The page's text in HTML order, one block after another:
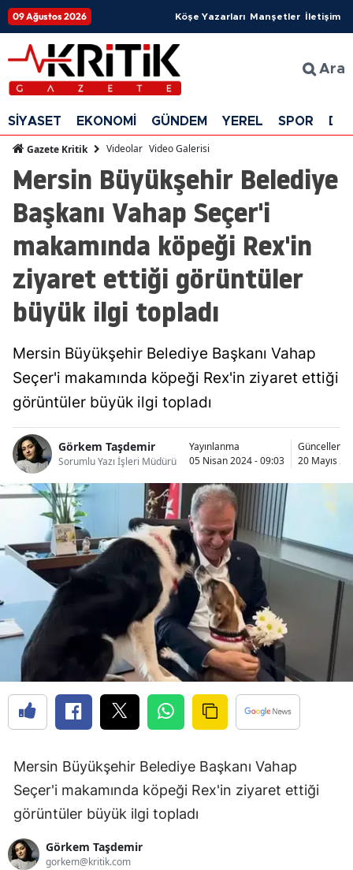
09 Ağustos 2026 Köşe Yazarları Manşetler İletişim
Ara
SİYASET EKONOMİ GÜNDEM YEREL SPOR
Gazete Kritik Videolar Video Galerisi
Mersin Büyükşehir Belediye
Başkanı Vahap Seçer'i
makamında köpeği Rex'in
ziyaret ettiği görüntüler
büyük ilgi topladı
Mersin Büyükşehir Belediye Başkanı Vahap
Seçer'i makamında köpeği Rex'in ziyaret ettiği
görüntüler büyük ilgi topladı
Görkem Taşdemir
Sorumlu Yazı İşleri Müdürü
Yayınlanma
05 Nisan 2024 - 09:03
20 Mayıs
Mersin Büyükşehir Belediye Başkanı Vahap
Seçer'i makamında köpeği Rex'in ziyaret ettiği
görüntüler büyük ilgi topladı
Görkem Taşdemir
gorkem@kritik.com